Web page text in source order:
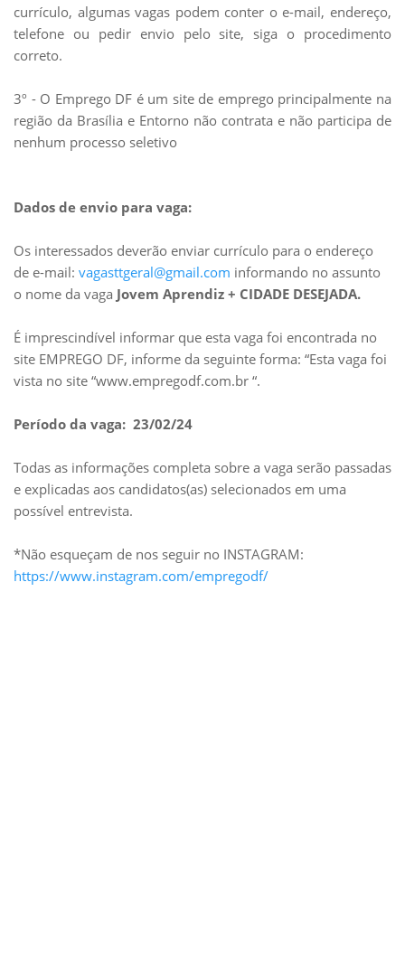
currículo, algumas vagas podem conter o e-mail, endereço,
telefone ou pedir envio pelo site, siga o procedimento
correto.
3º - O Emprego DF é um site de emprego principalmente na
região da Brasília e Entorno não contrata e não participa de
nenhum processo seletivo
Dados de envio para vaga:
Os interessados deverão enviar currículo para o endereço
de e-mail: vagasttgeral@gmail.com informando no assunto
o nome da vaga Jovem Aprendiz + CIDADE DESEJADA.
É imprescindível informar que esta vaga foi encontrada no
site EMPREGO DF, informe da seguinte forma: “Esta vaga foi
vista no site “www.empregodf.com.br “.
Período da vaga: 23/02/24
Todas as informações completa sobre a vaga serão passadas
e explicadas aos candidatos(as) selecionados em uma
possível entrevista.
*Não esqueçam de nos seguir no INSTAGRAM:
https://www.instagram.com/empregodf/